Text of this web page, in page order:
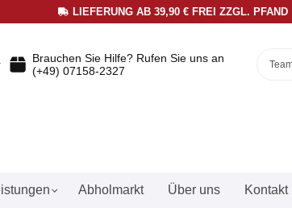
LIEFERUNG AB 39,90 € FREI ZZGL. PFAND
Brauchen Sie Hilfe? Rufen Sie uns an
(+49) 07158-2327
Abholmarkt Über uns Kontakt